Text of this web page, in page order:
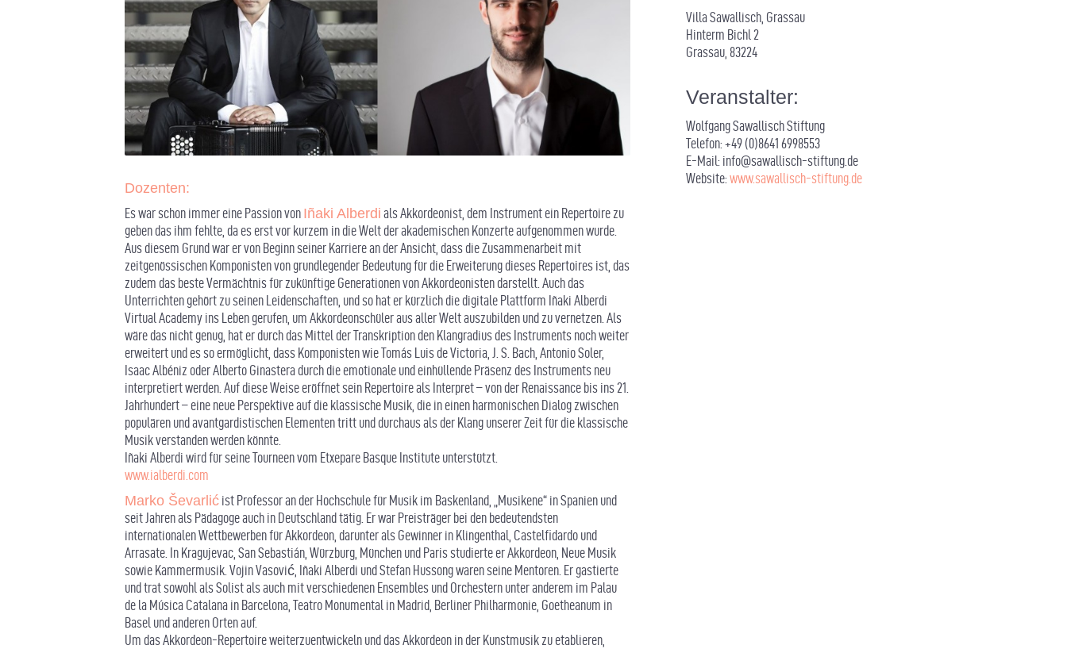
Dozenten:
Es war schon immer eine Passion von Iñaki Alberdi als Akkordeonist, dem Instrument ein Repertoire zu
geben das ihm fehlte, da es erst vor kurzem in die Welt der akademischen Konzerte aufgenommen wurde.
Aus diesem Grund war er von Beginn seiner Karriere an der Ansicht, dass die Zusammenarbeit mit
zeitgenössischen Komponisten von grundlegender Bedeutung für die Erweiterung dieses Repertoires ist, das
zudem das beste Vermächtnis für zukünftige Generationen von Akkordeonisten darstellt. Auch das
Unterrichten gehört zu seinen Leidenschaften, und so hat er kürzlich die digitale Plattform Iñaki Alberdi
Virtual Academy ins Leben gerufen, um Akkordeonschüler aus aller Welt auszubilden und zu vernetzen. Als
wäre das nicht genug, hat er durch das Mittel der Transkription den Klangradius des Instruments noch weiter
erweitert und es so ermöglicht, dass Komponisten wie Tomás Luis de Victoria, J. S. Bach, Antonio Soler,
Isaac Albéniz oder Alberto Ginastera durch die emotionale und einhüllende Präsenz des Instruments neu
interpretiert werden. Auf diese Weise eröffnet sein Repertoire als Interpret – von der Renaissance bis ins 21.
Jahrhundert – eine neue Perspektive auf die klassische Musik, die in einen harmonischen Dialog zwischen
populären und avantgardistischen Elementen tritt und durchaus als der Klang unserer Zeit für die klassische
Musik verstanden werden könnte.
Iñaki Alberdi wird für seine Tourneen vom Etxepare Basque Institute unterstützt.
www.ialberdi.com
Marko Ševarlić ist Professor an der Hochschule für Musik im Baskenland, „Musikene“ in Spanien und
seit Jahren als Pädagoge auch in Deutschland tätig. Er war Preisträger bei den bedeutendsten
internationalen Wettbewerben für Akkordeon, darunter als Gewinner in Klingenthal, Castelfidardo und
Arrasate. In Kragujevac, San Sebastián, Würzburg, München und Paris studierte er Akkordeon, Neue Musik
sowie Kammermusik. Vojin Vasović, Iñaki Alberdi und Stefan Hussong waren seine Mentoren. Er gastierte
und trat sowohl als Solist als auch mit verschiedenen Ensembles und Orchestern unter anderem im Palau
de la Música Catalana in Barcelona, Teatro Monumental in Madrid, Berliner Philharmonie, Goetheanum in
Basel und anderen Orten auf.
Um das Akkordeon-Repertoire weiterzuentwickeln und das Akkordeon in der Kunstmusik zu etablieren,
Villa Sawallisch, Grassau
Hinterm Bichl 2
Grassau, 83224
Veranstalter:
Wolfgang Sawallisch Stiftung
Telefon:+49 (0)8641 6998553
E-Mail: info@sawallisch-stiftung.de
Website:www.sawallisch-stiftung.de